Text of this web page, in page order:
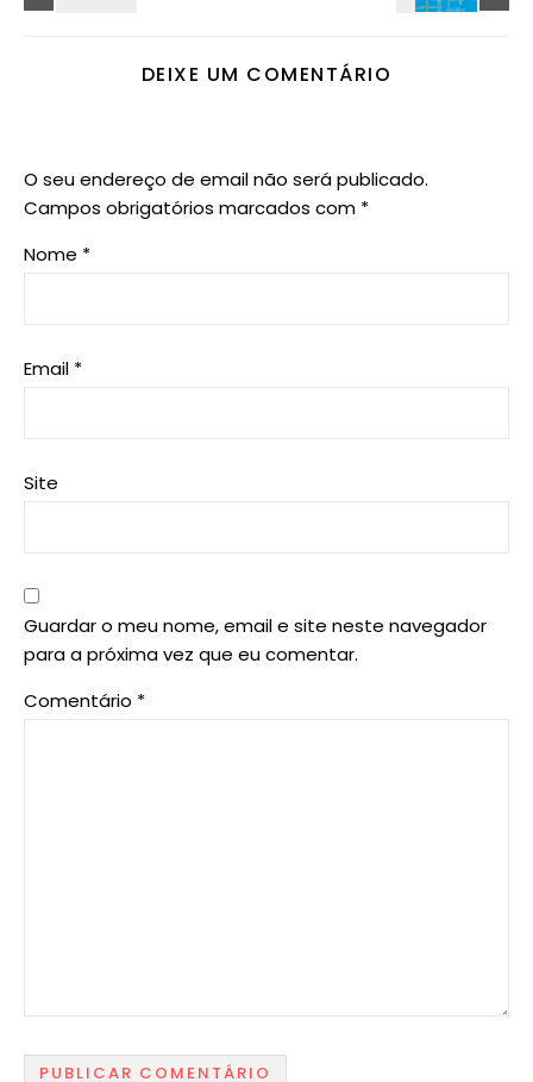
DEIXE UM COMENTÁRIO
O seu endereço de email não será publicado.
Campos obrigatórios marcados com *
Nome *
Email *
Site
Guardar o meu nome, email e site neste navegador
para a próxima vez que eu comentar.
Comentário *